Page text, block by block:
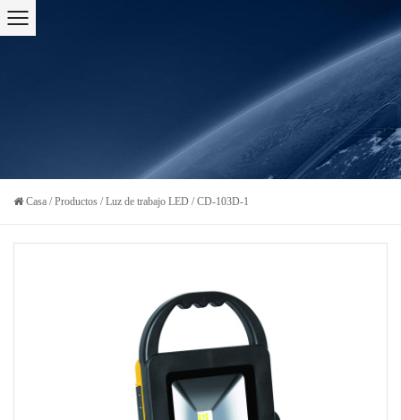
Casa /Productos /Luz de trabajo LED /CD-103D-1